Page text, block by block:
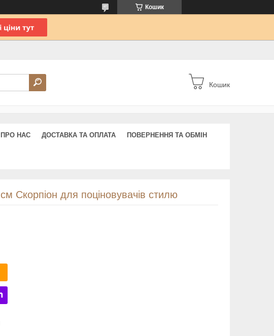
Кошик
Кошик
ПРО НАС ДОСТАВКА ТА ОПЛАТА ПОВЕРНЕННЯ ТА ОБМІН
Скорпіон для поціновувачів стилю